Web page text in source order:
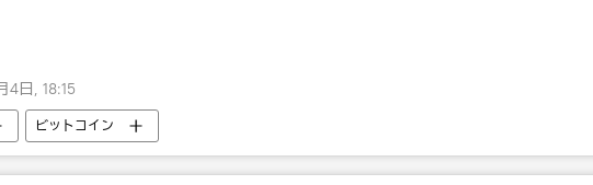
4日, 18:15
ビットコイン